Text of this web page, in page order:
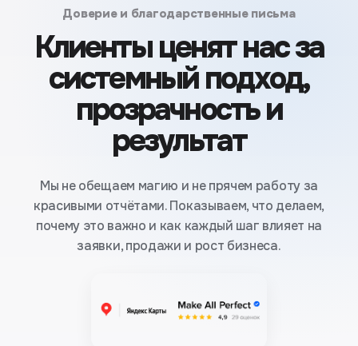
Доверие и благодарственные письма
Клиенты ценят нас за
системный подход,
прозрачность и
результат
Мы не обещаем магию и не прячем работу за
красивыми отчётами. Показываем, что делаем,
почему это важно и как каждый шаг влияет на
заявки, продажи и рост бизнеса.